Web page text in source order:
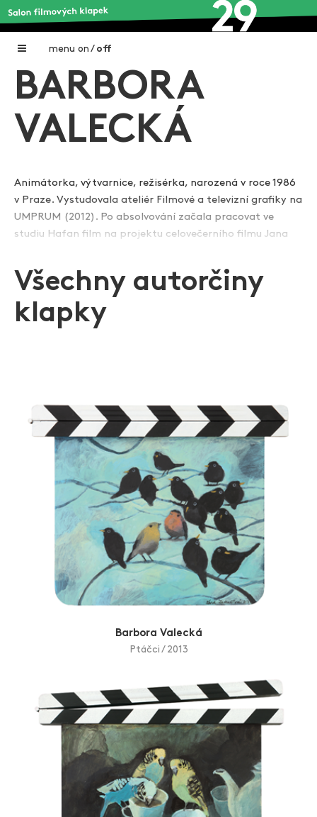
menu on / off
Home
Nadační fond FILMTALENT ZLÍN
Galerie filmových klapek
O projektu
Aktuální výstavy
Zlín Film Festival
BARBORA
VALECKÁ
Animátorka, výtvarnice, režisérka, narozená v roce 1986
v Praze. Vystudovala ateliér Filmové a televizní grafiky na
UMPRUM (2012). Po absolvování začala pracovat ve
studiu Hafan film na projektu celovečerního filmu Jana
také první autorský film pro děti Báry Valecké a Filipa
Pošivače "Až po uši v mechu". Věnuje se převážně tvorbě
pro děti, loutkové animaci, kreslí a maluje pro hospicové
sdružení Cesta domů a další organizace.
Zobrazit více
Všechny autorčiny
klapky
Barbora Valecká
Ptáčci / 2013